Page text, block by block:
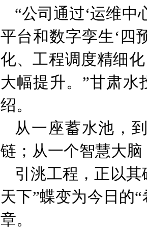
“公司通过‘运维中
平台和数字孪生‘四
化、工程调度精细
大幅提升。”甘肃
绍。
从一座蓄水池，
链；从一个智慧大
引洮工程，正以
天下”蝶变为今日的
章。